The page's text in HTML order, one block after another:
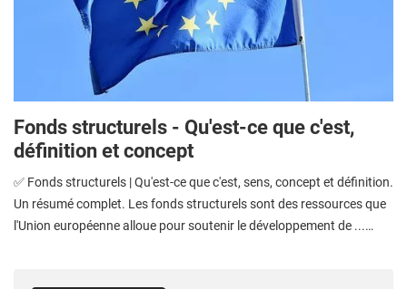
Fonds structurels - Qu'est-ce que c'est,
définition et concept
✅ Fonds structurels | Qu'est-ce que c'est, sens, concept et définition.
Un résumé complet. Les fonds structurels sont des ressources que
l'Union européenne alloue pour soutenir le développement de ...…